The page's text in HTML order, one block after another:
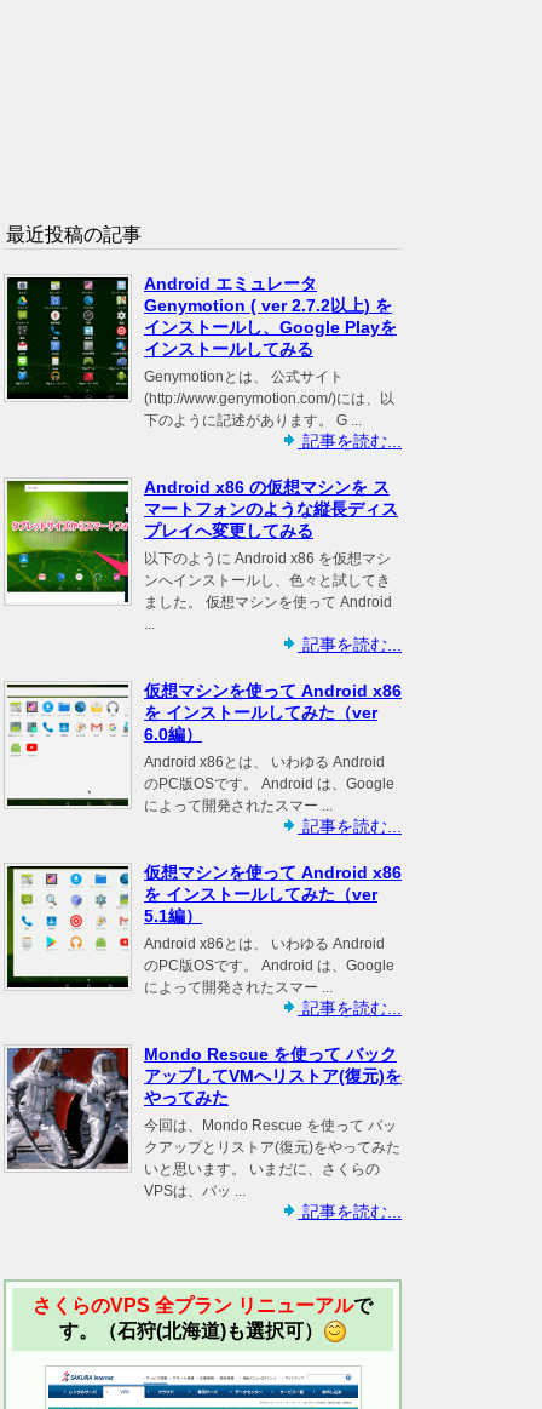
最近投稿の記事
Android エミュレータ
Genymotion ( ver 2.7.2以上) を
インストールし、Google Playを
インストールしてみる
Genymotionとは、 公式サイト
(http://www.genymotion.com/)には、以
下のように記述があります。 G ...
記事を読む...
Android x86 の仮想マシンを ス
マートフォンのような縦長ディス
プレイへ変更してみる
以下のように Android x86 を仮想マシ
ンへインストールし、色々と試してき
ました。 仮想マシンを使って Android
記事を読む...
仮想マシンを使って Android x86
を インストールしてみた（ver
6.0編）
Android x86とは、 いわゆる Android
のPC版OSです。 Android は、Google
によって開発されたスマー ...
記事を読む...
仮想マシンを使って Android x86
を インストールしてみた（ver
5.1編）
Android x86とは、 いわゆる Android
のPC版OSです。 Android は、Google
によって開発されたスマー ...
記事を読む...
Mondo Rescue を使って バック
アップしてVMへリストア(復元)を
やってみた
今回は、Mondo Rescue を使って バッ
クアップとリストア(復元)をやってみた
いと思います。 いまだに、さくらの
VPSは、バッ ...
記事を読む...
さくらのVPS 全プラン リニューアルで
す。（石狩(北海道)も選択可）